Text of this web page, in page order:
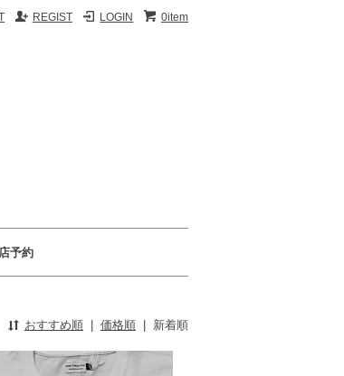
0item
LOGIN
REGIST
予約
おすすめ順 | 価格順 | 新着順